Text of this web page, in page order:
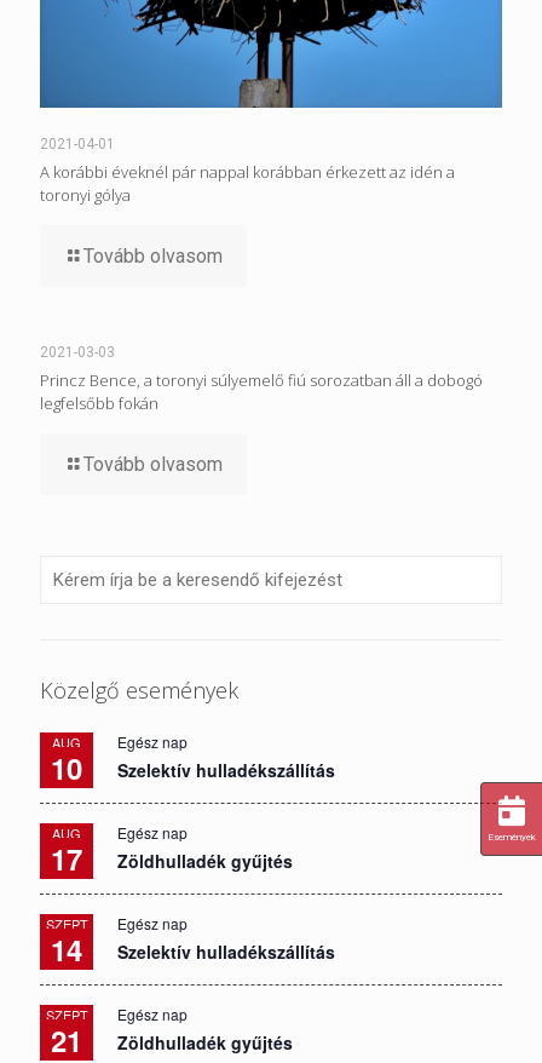
2021-04-01
A korábbi éveknél pár nappal korábban érkezett az idén a
toronyi gólya
Tovább olvasom
2021-03-03
Princz Bence, a toronyi súlyemelő fiú sorozatban áll a dobogó
legfelsőbb fokán
Tovább olvasom
Közelgő események
AUG
10
Egész nap
Szelektív hulladékszállítás
AUG
17
Egész nap
Zöldhulladék gyűjtés
SZEPT
14
Egész nap
Szelektív hulladékszállítás
SZEPT
21
Egész nap
Zöldhulladék gyűjtés
Események